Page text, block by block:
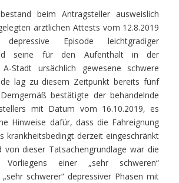
beim Antragsteller ausweislich
ärztlichen Attests vom 12.8.2019
Episode leichtgradiger
seine für den Aufenthalt in der
A-Stadt ursächlich gewesene schwere
lag zu diesem Zeitpunkt bereits fünf
bestätigte der behandelnde
mit Datum vom 16.10.2019, es
Hinweise dafür, dass die Fahreignung
krankheitsbedingt derzeit eingeschränkt
von dieser Tatsachengrundlage war die
einer „sehr schweren“
schwerer“ depressiver Phasen mit